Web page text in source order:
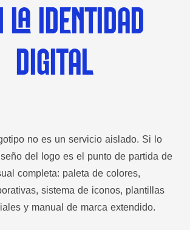
LA IDENTIDAD
DIGITAL
no es un servicio aislado. Si lo
del logo es el punto de partida de
completa: paleta de colores,
sistema de iconos, plantillas
y manual de marca extendido.